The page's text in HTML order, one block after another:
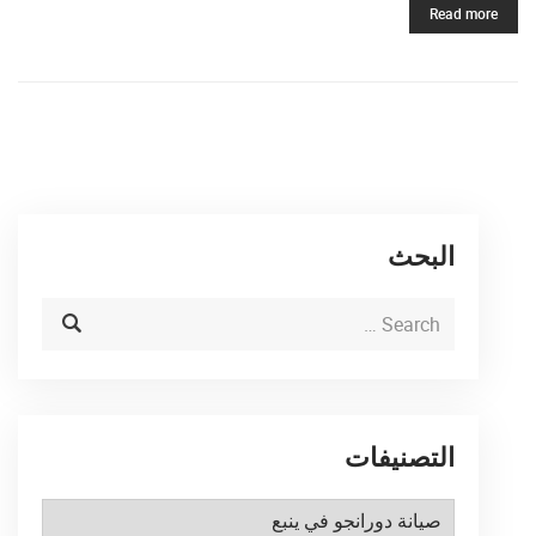
Read more
البحث
التصنيفات
التصنيفات